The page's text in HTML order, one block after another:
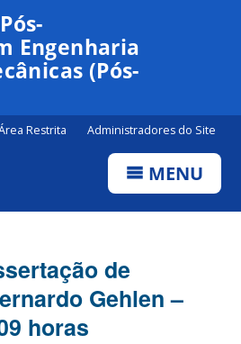
Engenharia
(Pós-
Restrita Administradores do Site
MENU
de
Gehlen –
horas